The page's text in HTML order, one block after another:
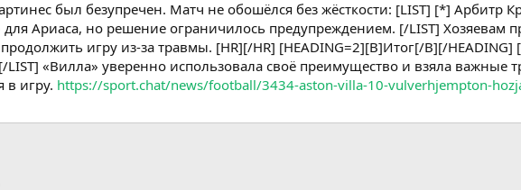
был безупречен. Матч не обошёлся без жёсткости: [LIST] [*] Арбитр
Ариаса, но решение ограничилось предупреждением. [/LIST] Хозяевам
игру из-за травмы. [HR][/HR] [HEADING=2][B]Итог[/B][/
LIST] «Вилла» уверенно использовала своё преимущество и взяла важные
в игру. https://sport.chat/news/football/3434-aston-villa-10-vulverhjempton-